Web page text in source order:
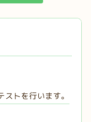
トを行います。